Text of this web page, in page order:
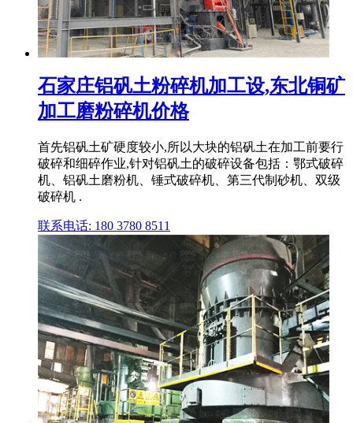
石家庄铝矾土粉碎机加工设,东北铜矿
加工磨粉碎机价格
首先铝矾土矿硬度较小,所以大块的铝矾土在加工前要行
破碎和细碎作业,针对铝矾土的破碎设备包括：鄂式破碎
机、铝矾土磨粉机、锤式破碎机、第三代制砂机、双级
破碎机 .
联系电话: 180 3780 8511